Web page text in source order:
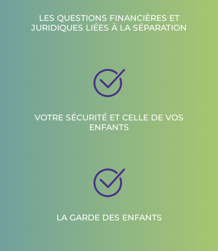
LES QUESTIONS FINANCIÈRES ET
JURIDIQUES LIÉES À LA SÉPARATION
VOTRE SÉCURITÉ ET CELLE DE VOS
ENFANTS
LA GARDE DES ENFANTS